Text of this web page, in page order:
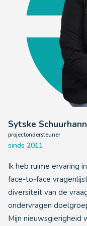
Sytske
projectondersteuner
sinds 2011
Ik heb ruime ervaring
face-to-face
diversiteit van de
ondervragen
Mijn nieuwsgierigheid